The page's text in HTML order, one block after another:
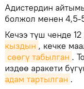
Адистердин
болжол менен 4,5-
Кечээ түш ченде
кыздын , кечке
сөөгү табылган .
издөө аракети
адам тартылган .